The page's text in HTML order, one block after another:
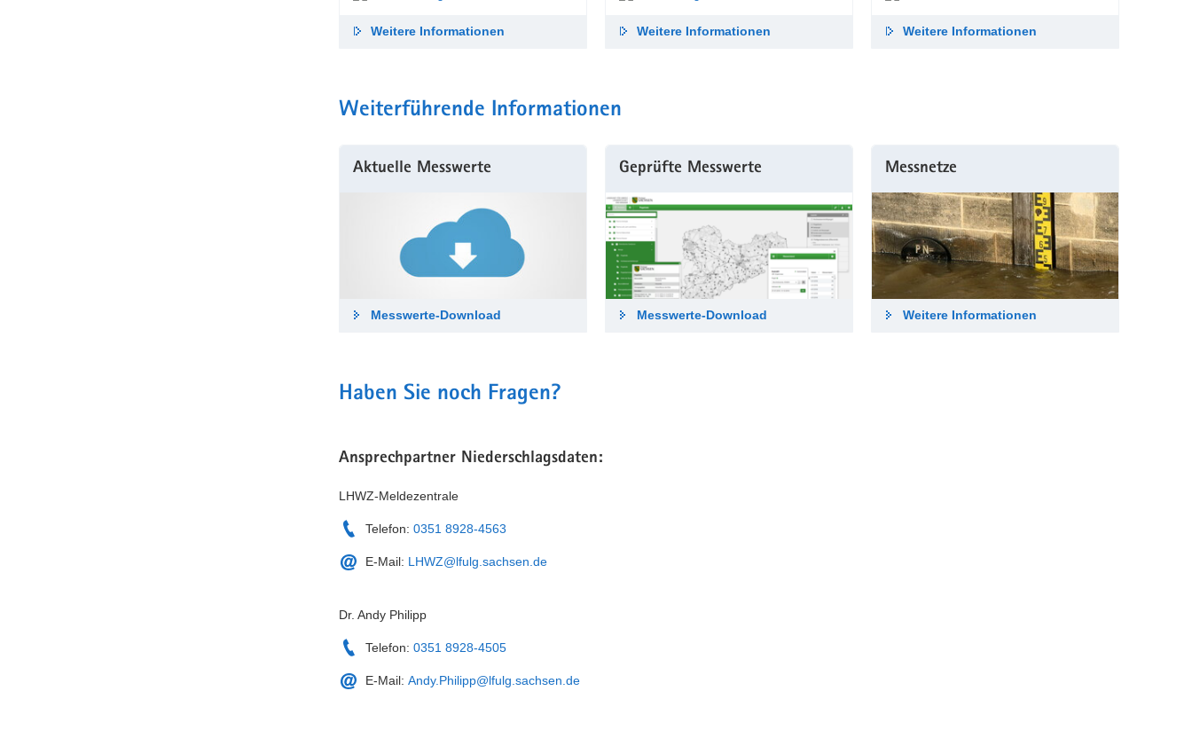
Weitere Informationen Weitere Informationen Weitere Informationen
Weiterführende Informationen
Aktuelle Messwerte
Messwerte-Down­load
Geprüfte Messwerte
Messwerte-Down­load
Messnetze
Weitere Informationen
Haben Sie noch Fragen?
Ansprechpartner Niederschlagsdaten:
LHWZ-Meldezentrale
Telefon: 0351 8928-4563
E-Mail: LHWZ@lfulg.sachsen.de
Dr. Andy Philipp
Telefon: 0351 8928-4505
E-Mail: Andy.Philipp@lfulg.sachsen.de